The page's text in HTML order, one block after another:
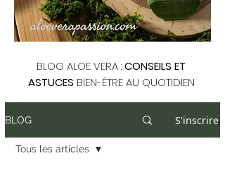
BLOG ALOE VERA :CONSEILS ET
ASTUCES BIEN-ÊTRE AU QUOTIDIEN
BLOG S'inscrire
Tous les articles